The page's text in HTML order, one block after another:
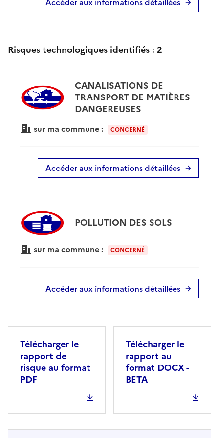
Accéder aux informations détaillées
Risques technologiques identifiés : 2
CANALISATIONS DE
TRANSPORT DE MATIÈRES
DANGEREUSES
sur ma commune : CONCERNÉ
Accéder aux informations détaillées
POLLUTION DES SOLS
sur ma commune : CONCERNÉ
Accéder aux informations détaillées
Télécharger le
rapport de
risque au format
PDF
Télécharger le
rapport au
format DOCX -
BETA